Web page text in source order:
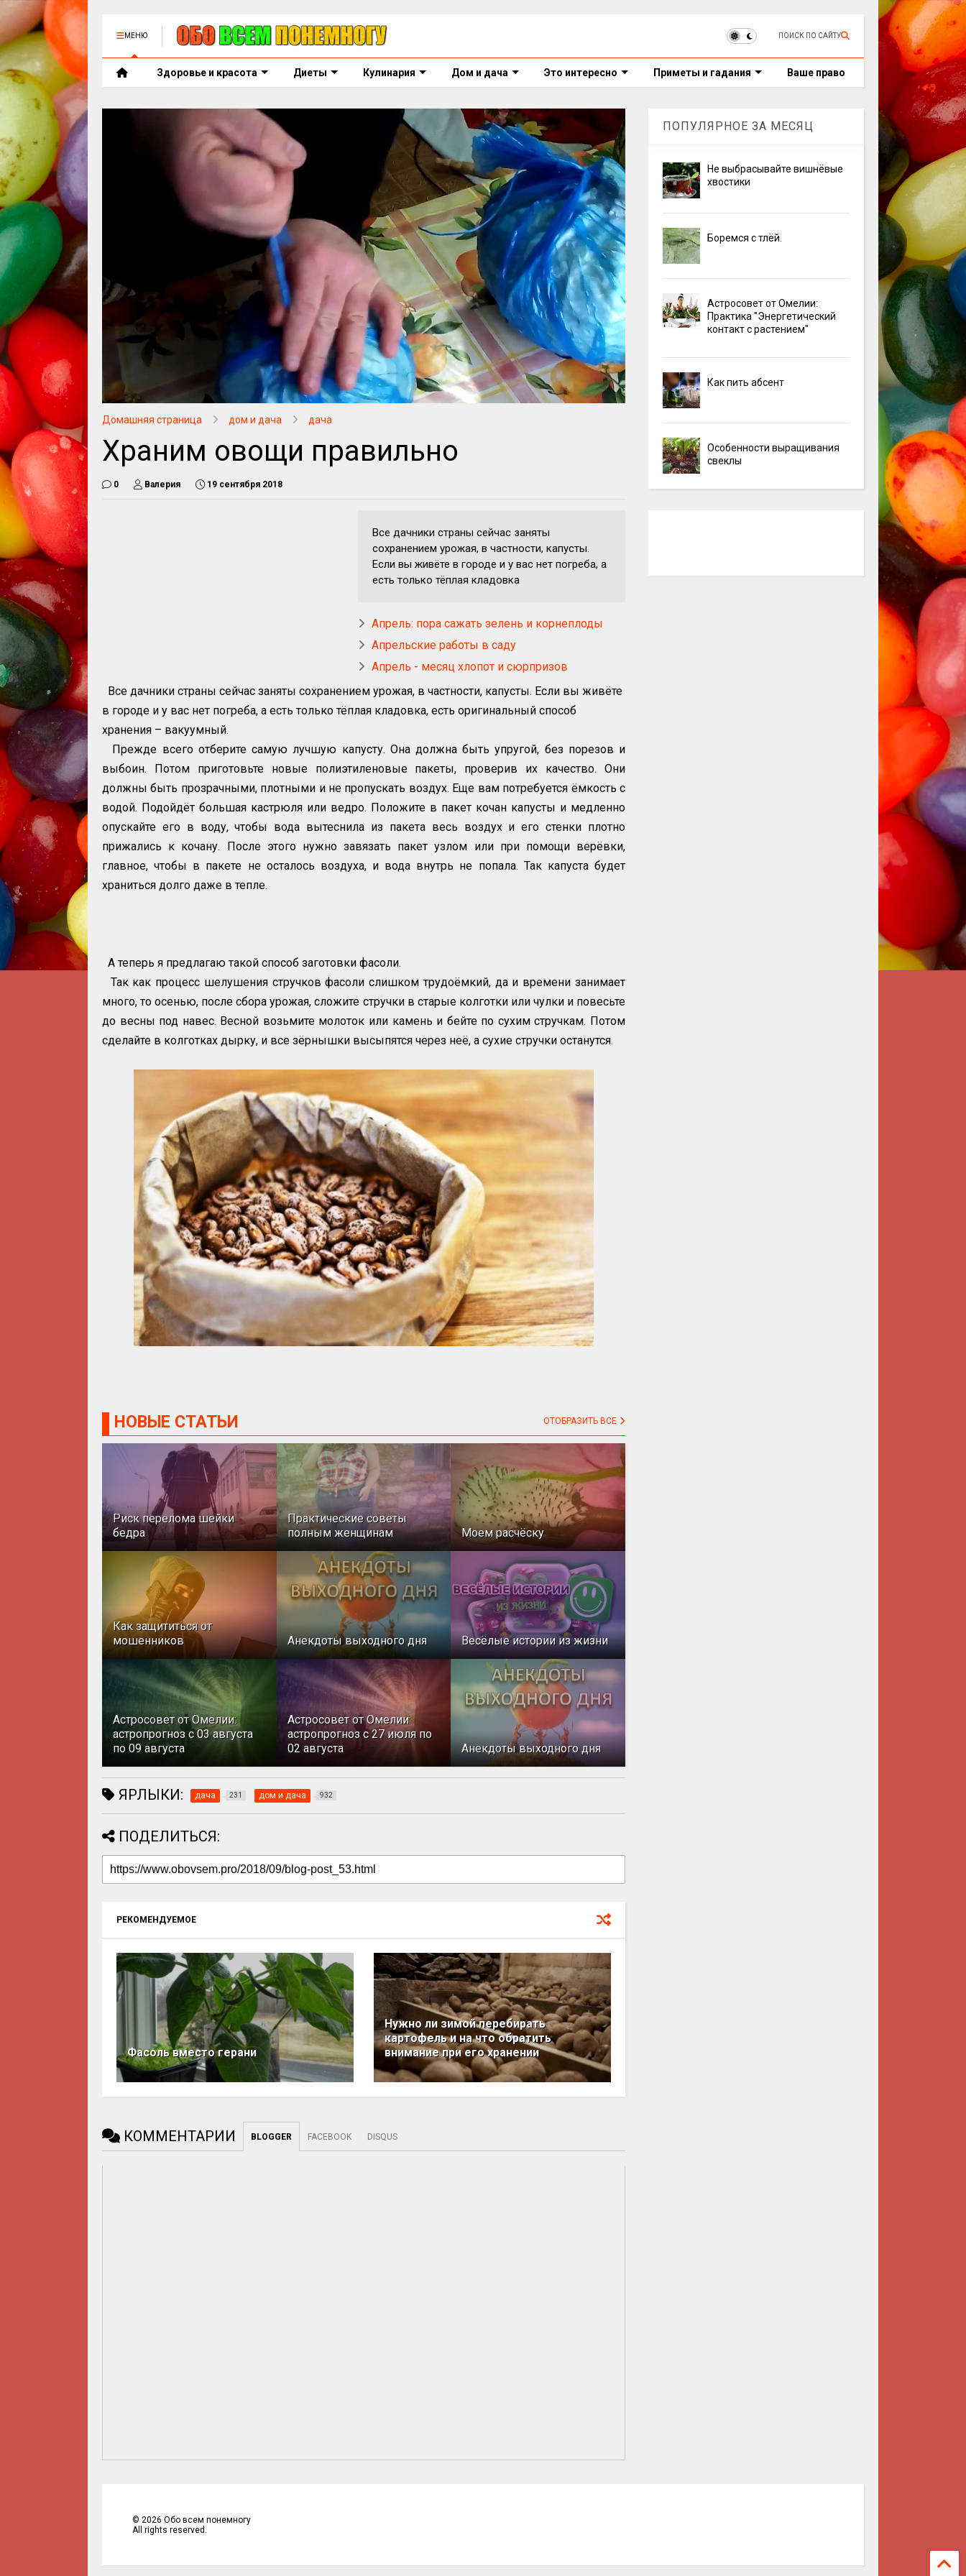
МЕНЮ ПОИСК ПО САЙТУ
Здоровье и красота Диеты Кулинария Дом и дача Это интересно Приметы и гадания Ваше право
Домашняя страница дом и дача дача
Храним овощи правильно
0 Валерия 19 сентября 2018
Все дачники страны сейчас заняты
сохранением урожая, в частности, капусты.
Если вы живёте в городе и у вас нет погреба, а
есть только тёплая кладовка
Апрель: пора сажать зелень и корнеплоды
Апрельские работы в саду
Апрель - месяц хлопот и сюрпризов
Все дачники страны сейчас заняты сохранением урожая, в частности, капусты. Если вы живёте
в городе и у вас нет погреба, а есть только тёплая кладовка, есть оригинальный способ
хранения – вакуумный.
Прежде всего отберите самую лучшую капусту. Она должна быть упругой, без порезов и
выбоин. Потом приготовьте новые полиэтиленовые пакеты, проверив их качество. Они
должны быть прозрачными, плотными и не пропускать воздух. Еще вам потребуется ёмкость с
водой. Подойдёт большая кастрюля или ведро. Положите в пакет кочан капусты и медленно
опускайте его в воду, чтобы вода вытеснила из пакета весь воздух и его стенки плотно
прижались к кочану. После этого нужно завязать пакет узлом или при помощи верёвки,
главное, чтобы в пакете не осталось воздуха, и вода внутрь не попала. Так капуста будет
храниться долго даже в тепле.
А теперь я предлагаю такой способ заготовки фасоли.
Так как процесс шелушения стручков фасоли слишком трудоёмкий, да и времени занимает
много, то осенью, после сбора урожая, сложите стручки в старые колготки или чулки и повесьте
до весны под навес. Весной возьмите молоток или камень и бейте по сухим стручкам. Потом
сделайте в колготках дырку, и все зёрнышки высыпятся через неё, а сухие стручки останутся.
НОВЫЕ СТАТЬИ ОТОБРАЗИТЬ ВСЕ
Риск перелома шейки
бедра
Практические советы
полным женщинам
Моем расчёску
Как защититься от
мошенников
Анекдоты выходного дня Весёлые истории из жизни
Астросовет от Омелии:
астропрогноз с 03 августа
по 09 августа
Астросовет от Омелии:
астропрогноз с 27 июля по
02 августа
Анекдоты выходного дня
ЯРЛЫКИ: дача 231 дом и дача 932
ПОДЕЛИТЬСЯ:
РЕКОМЕНДУЕМОЕ
Фасоль вместо герани
Нужно ли зимой перебирать
картофель и на что обратить
внимание при его хранении
КОММЕНТАРИИ BLOGGER FACEBOOK DISQUS
ПОПУЛЯРНОЕ ЗА МЕСЯЦ
Не выбрасывайте вишнёвые
хвостики
Боремся с тлёй.
Астросовет от Омелии:
Практика "Энергетический
контакт с растением"
Как пить абсент
Особенности выращивания
свеклы
© 2026 Обо всем понемногу
All rights reserved.